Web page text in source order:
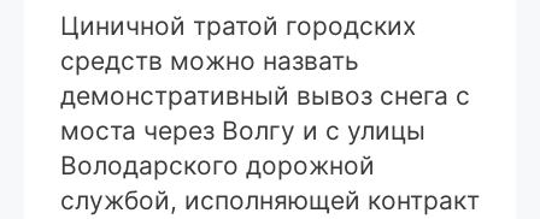
Циничной тратой городских
средств можно назвать
демонстративный вывоз снега с
моста через Волгу и с улицы
Володарского дорожной
службой, исполняющей контракт